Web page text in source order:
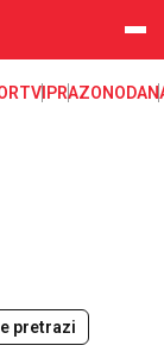
VIPRAZONODA
pretrazi